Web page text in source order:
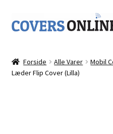
Spring
til
Spring
til
Shop
Forside Alle Varer Mobil
Læder Flip Cover (Lilla)